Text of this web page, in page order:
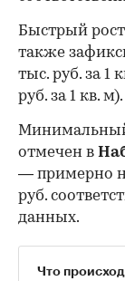
Быстрый
также
тыс. руб. за 1
руб. за 1 кв. м).
отмечен в
— примерно
руб.
данных.
Что